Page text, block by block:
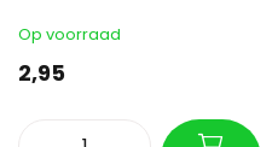
Op voorraad
2,95